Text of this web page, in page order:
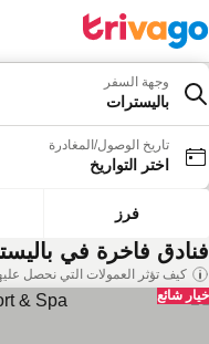
وجهة السفر
باليسترات
تاريخ الوصول/المغادرة
اختر التواريخ
فرز
فاخرة في
كيف تؤثر العمولات التي نحصل
شائع